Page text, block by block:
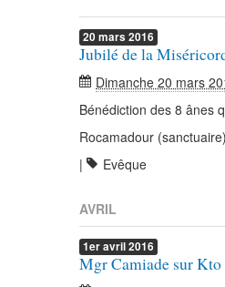
20 mars 2016
Jubilé de la
Dimanche 20 mars
Bénédiction des 8 ânes
Rocamadour (sanctuaire)
|
Evêque
AVRIL
1eravril2016
Mgr Camiade sur Kto